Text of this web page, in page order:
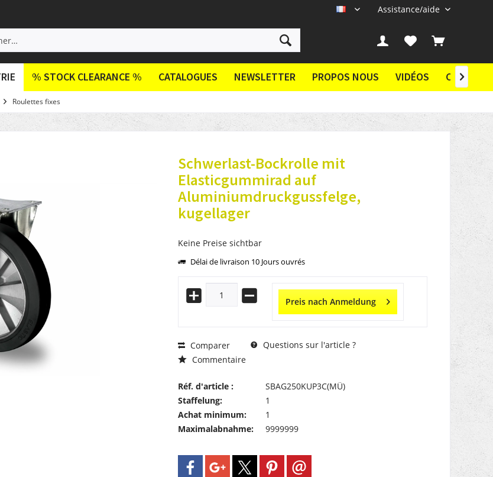
Assistance/aide
% STOCK CLEARANCE % CATALOGUES NEWSLETTER PROPOS NOUS VIDÉOS CONTACT

Roulettes fixes
Schwerlast-Bockrolle mit
Elasticgummirad auf
Aluminiumdruckgussfelge,
kugellager
Keine Preise sichtbar
Délai de livraison 10 Jours ouvrés
Preis nach Anmeldung
Comparer
Questions sur l'article ?
Commentaire
Réf. d'article :
SBAG250KUP3C(MÜ)
Staffelung:
1
Achat minimum:
1
Maximalabnahme:
9999999